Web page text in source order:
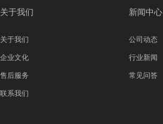
关于我们
关于我们
企业文化
售后服务
联系我们
新闻中心
公司动态
行业新闻
常见问答